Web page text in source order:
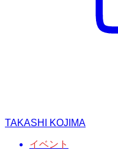
TAKASHI KOJIMA
イベント